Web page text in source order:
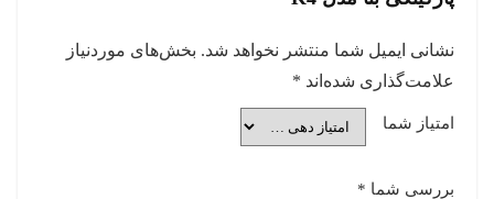
نشانی ایمیل شما منتشر نخواهد شد. بخش‌های موردنیاز
علامت‌گذاری شده‌اند *
امتیاز شما
بررسی شما *